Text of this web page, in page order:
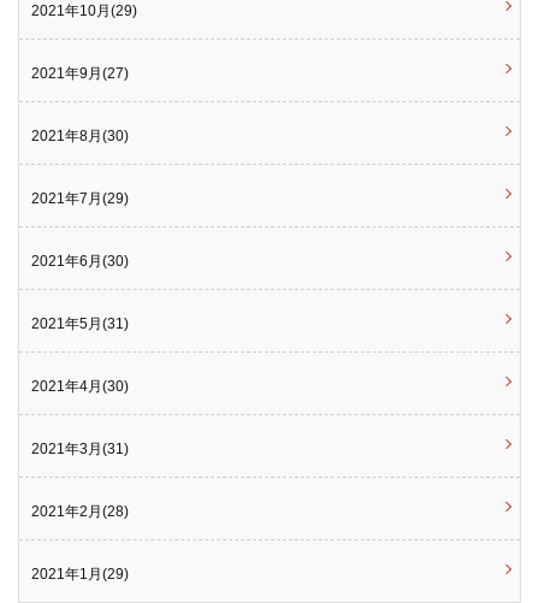
2021年10月(29)
2021年9月(27)
2021年8月(30)
2021年7月(29)
2021年6月(30)
2021年5月(31)
2021年4月(30)
2021年3月(31)
2021年2月(28)
2021年1月(29)